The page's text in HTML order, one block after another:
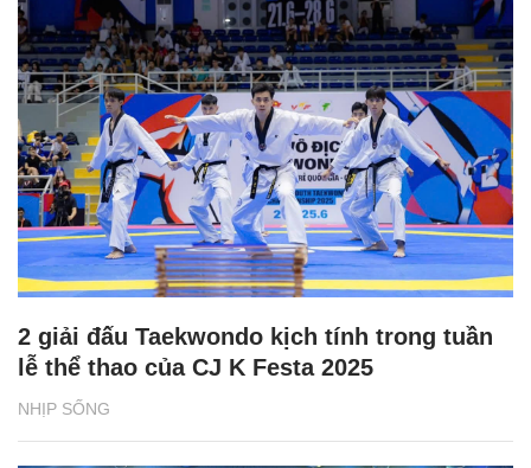
NHỊP SỐNG
2 giải đấu Taekwondo kịch tính trong tuần
lễ thể thao của CJ K Festa 2025